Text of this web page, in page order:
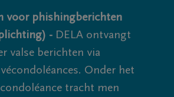
voor phishingberichten
- DELA ontvangt
valse berichten via
Onder het
tracht men